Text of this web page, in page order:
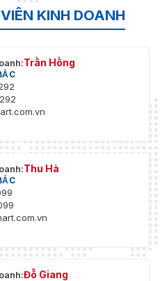
KINH DOANH
Trần Hồng
Thu Hà
Đỗ Giang